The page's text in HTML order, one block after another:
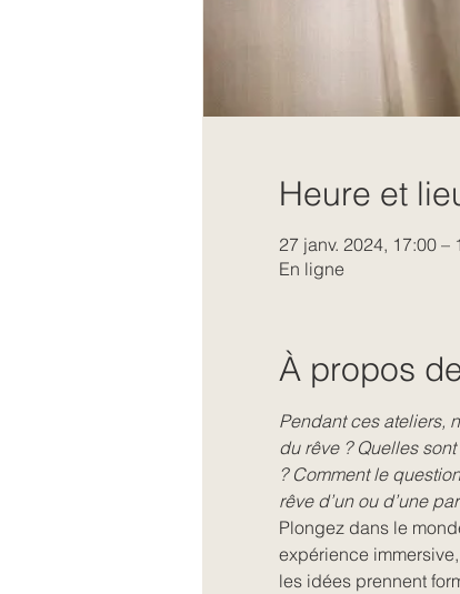
Heure et
27 janv. 2024, 17:00 –
En ligne
À propos
Pendant ces ateliers,
du rêve ? Quelles
? Comment le
rêve d’un ou d’une
Plongez dans le
expérience
les idées prennent